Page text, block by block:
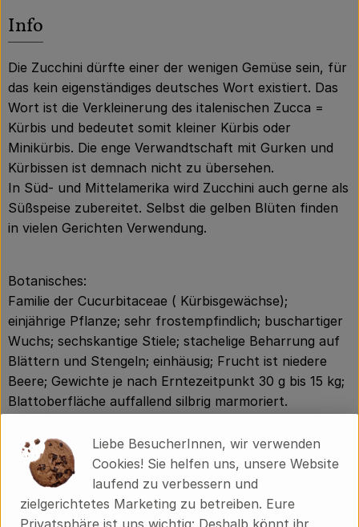
Info
Die Zucchini dürfte einer der wenigen Gemüse sein, für
das kein eigenständiges deutsches Wort existiert. Das
Wort ist die Verkleinerung des italenischen Zucca =
Kürbis und bedeutet somit kleiner Kürbis oder
Minikürbis. Die enge Verwandtschaft mit Gurken und
Kürbissen ist demnach nicht zu übersehen.
In Süd- und Mittelamerika wird Zucchini auch gerne als
Süßspeise zubereitet. Selbst die gelben Blüten finden
in vielen Gerichten Verwendung.
Botanisches:
Familie der Cucurbitaceae ( Kürbisgewächse);
einjährige Pflanze; sehr frostempfindlich; buschartiger
Wuchs; sechskantige Stiele; stachelige Beharrung auf
Blättern und Stengeln; einhäusig; Frucht ist niedere
Beere; Gewichte je nach Erntezeitpunkt 30 g bis 15 kg;
Blattoberfläche auffallend silbrig marmoriert.
Geschichtiches:
Die Evolution der Zuccini geht auf die Wildart
Cucurbita texana im nördlichen Mexiko und den
stammen aus der Zeit 7000 bis 5000 v.d.Z..Nach der
Liebe BesucherInnen, wir verwenden
Cookies! Sie helfen uns, unsere Website
laufend zu verbessern und
zielgerichtetes Marketing zu betreiben. Eure
Privatsphäre ist uns wichtig: Deshalb könnt ihr